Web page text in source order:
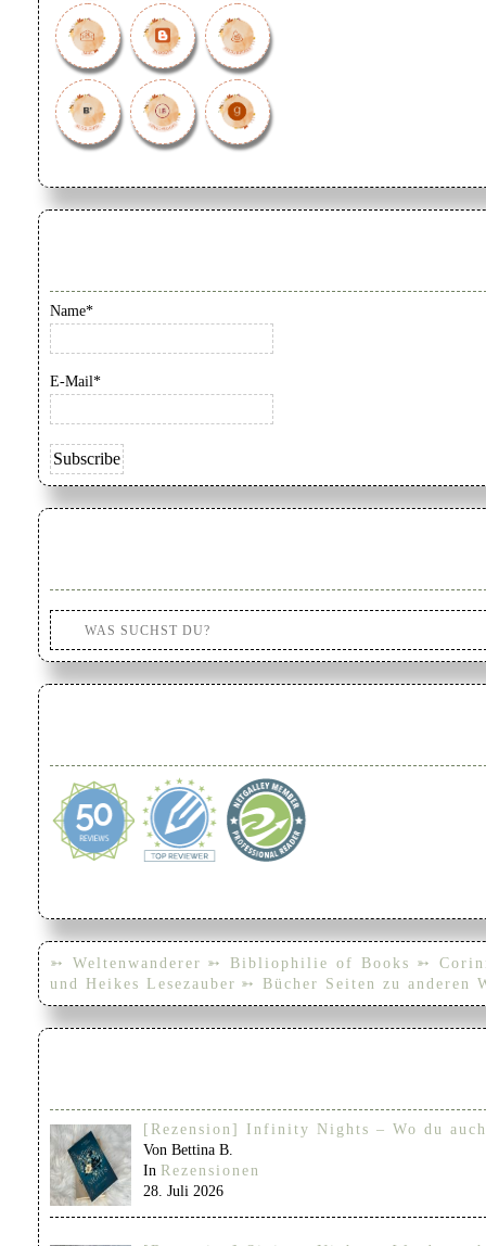
Name*
E-Mail*
➳ Weltenwanderer ➳ Bibliophilie of Books ➳
und Heikes Lesezauber ➳ Bücher Seiten zu anderen
[Rezension] Infinity Nights – Wo du
Von Bettina B.
In Rezensionen
28. Juli 2026